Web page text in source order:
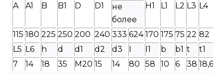
A A1 B B1 D D1 H1 L1 L2 L3 L4
не
более
115 180 225 250 200 240 333 624 170 175 75 22 82
L5 L6 h d d1 d2 d3 I I1 b b1 t
t1
7
14 18 35 М20 15 14 80 58 10 6 38 18,6